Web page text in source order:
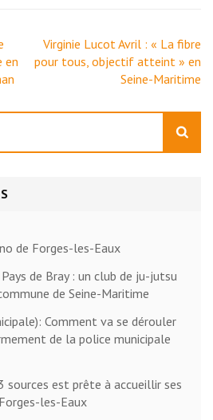
en
Virginie Lucot Avril : « La fibre
pour tous, objectif atteint » en
Seine-Maritime
de Forges-les-Eaux
de Bray : un club de ju-jutsu
de Seine-Maritime
Comment va se dérouler
de la police municipale
sources est prête à accueillir ses
les-Eaux